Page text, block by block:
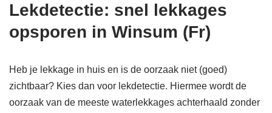
Lekdetectie: snel lekkages
opsporen in Winsum (Fr)
Heb je lekkage in huis en is de oorzaak niet (goed)
zichtbaar? Kies dan voor lekdetectie. Hiermee wordt de
oorzaak van de meeste waterlekkages achterhaald zonder